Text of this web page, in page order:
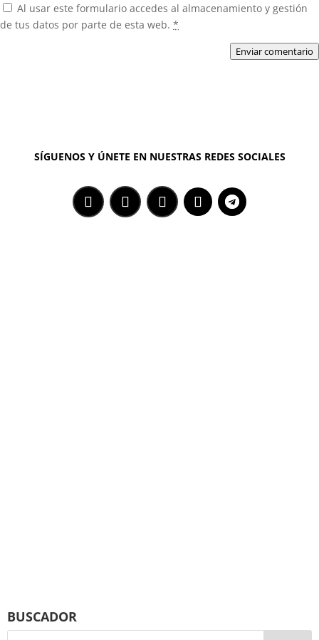
Al usar este formulario accedes al almacenamiento y gestión
de tus datos por parte de esta web. *
Enviar comentario
SÍGUENOS Y ÚNETE EN NUESTRAS REDES SOCIALES
BUSCADOR